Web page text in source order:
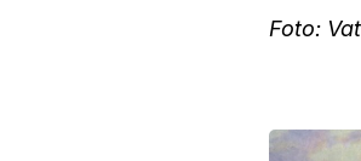
Foto: